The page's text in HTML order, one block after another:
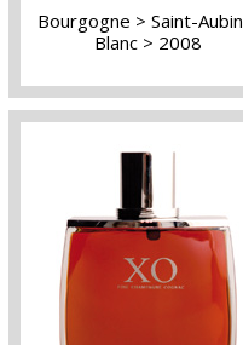
Bourgogne
Saint-Aubin
Blanc
2008